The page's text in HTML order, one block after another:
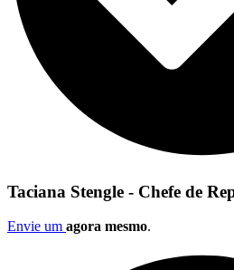
Taciana Stengle - Chefe de
Envie um agora mesmo.